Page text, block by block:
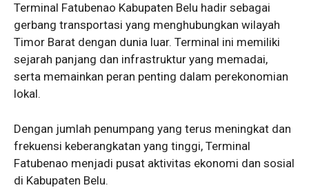
Terminal Fatubenao Kabupaten Belu hadir sebagai
gerbang transportasi yang menghubungkan wilayah
Timor Barat dengan dunia luar. Terminal ini memiliki
sejarah panjang dan infrastruktur yang memadai,
serta memainkan peran penting dalam perekonomian
lokal.
Dengan jumlah penumpang yang terus meningkat dan
frekuensi keberangkatan yang tinggi, Terminal
Fatubenao menjadi pusat aktivitas ekonomi dan sosial
di Kabupaten Belu.